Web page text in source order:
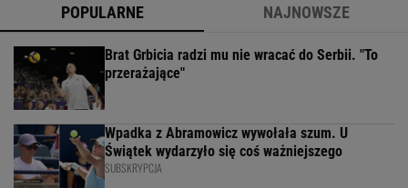
POPULARNE NAJNOWSZE
Brat Grbicia radzi mu nie wracać do Serbii. "To
przerażające"
Wpadka z Abramowicz wywołała szum. U
Świątek wydarzyło się coś ważniejszego
SUBSKRYPCJA